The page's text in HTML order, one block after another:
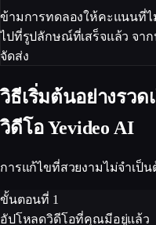
ข้ามการทดลองให้คะแนนที่
ไปที่รูปลักษณ์ที่เสร็จแล้ว จา
จัดส่ง
วิธีเริ่มต้นอย่างรว
วิดีโอ Yevideo AI
การแก้ไขที่สวยงามไม่จำเ
ขั้นตอนที่ 1
อัปโหลดวิดีโอที่คุณมีอยู่แล้ว